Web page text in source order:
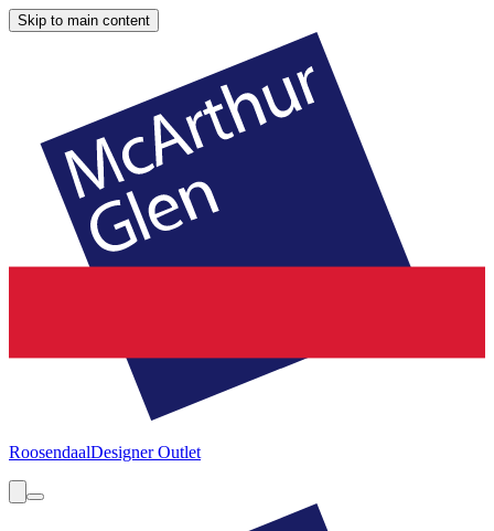
Skip to main content
RoosendaalDesigner Outlet